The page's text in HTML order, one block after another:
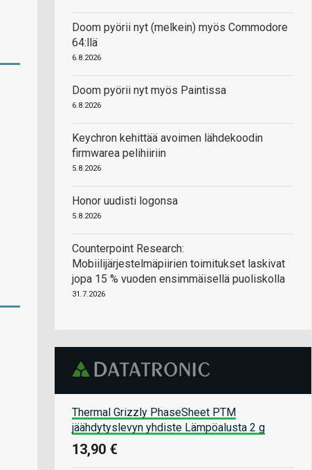
Doom pyörii nyt (melkein) myös Commodore
64:llä
6.8.2026
Doom pyörii nyt myös Paintissa
6.8.2026
Keychron kehittää avoimen lähdekoodin
firmwarea pelihiiriin
5.8.2026
Honor uudisti logonsa
5.8.2026
Counterpoint Research:
Mobiilijärjestelmäpiirien toimitukset laskivat
jopa 15 % vuoden ensimmäisellä puoliskolla
31.7.2026
Thermal Grizzly PhaseSheet PTM
jäähdytyslevyn yhdiste Lämpöalusta 2 g
13,90 €